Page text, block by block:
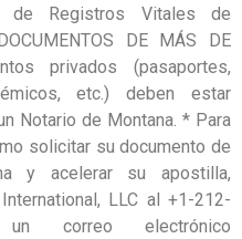
de Registros Vitales de
DE MÁS DE
privados (pasaportes,
etc.) deben estar
Notario de Montana. * Para
solicitar su documento de
y acelerar su apostilla,
LLC al +1-212-
correo electrónico